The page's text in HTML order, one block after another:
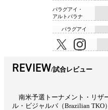
パラグアイ・
アルトパラナ
パラグアイ
REVIEW 試合レビュー
南米予選トーナメント・リザ
ル・ビジャルバ（Brazilian TKO